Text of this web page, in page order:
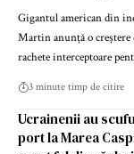
Gigantul american din
Martin anunță o
rachete interceptoare
3 minute timp de citire
Ucrainenii au
port la Marea